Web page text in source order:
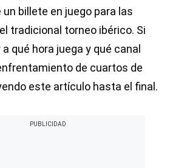
un billete en juego para las
tradicional torneo ibérico. Si
qué hora juega y qué canal
de cuartos de
este artículo hasta el final.